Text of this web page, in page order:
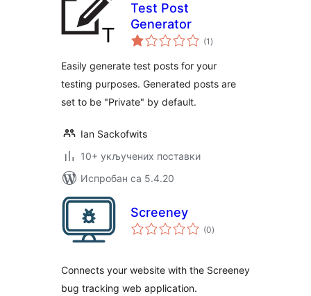
Test Post
Generator
(1 укупних
оцена
)
Easily generate test posts for your
testing purposes. Generated posts are
set to be "Private" by default.
Ian Sackofwits
10+ укључених поставки
Испробан са 5.4.20
Screeney
(0укупних
оцена
)
Connects your website with the Screeney
bug tracking web application.